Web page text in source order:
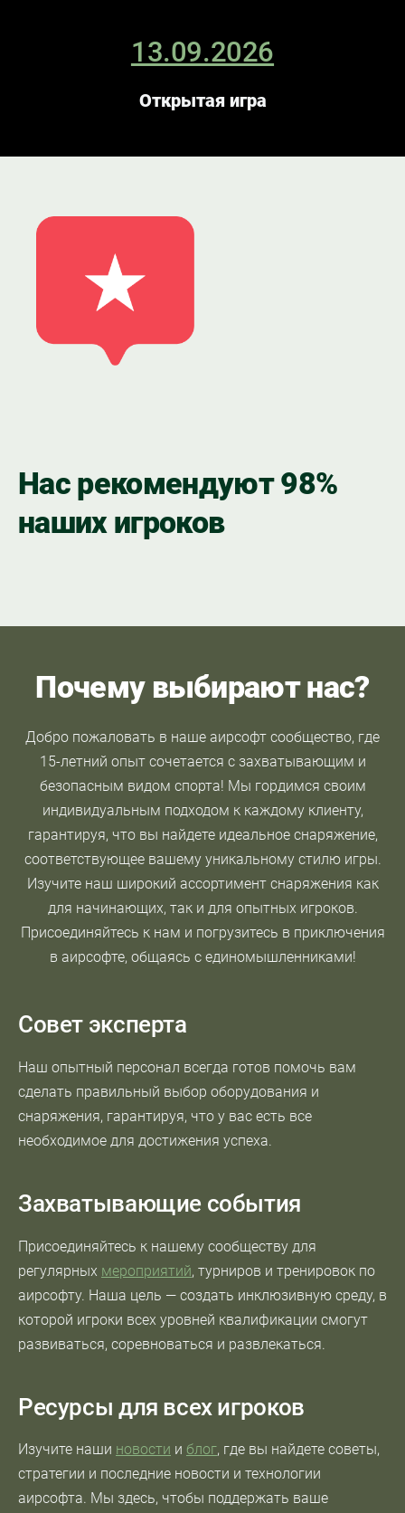
13.09.2026
Открытая игра
Нас рекомендуют 98%
наших игроков
Почему выбирают нас?
Добро пожаловать в наше аирсофт сообщество, где
15-летний опыт сочетается с захватывающим и
безопасным видом спорта! Мы гордимся своим
индивидуальным подходом к каждому клиенту,
гарантируя, что вы найдете идеальное снаряжение,
соответствующее вашему уникальному стилю игры.
Изучите наш широкий ассортимент снаряжения как
для начинающих, так и для опытных игроков.
Присоединяйтесь к нам и погрузитесь в приключения
в аирсофте, общаясь с единомышленниками!
Совет эксперта
Наш опытный персонал всегда готов помочь вам
сделать правильный выбор оборудования и
снаряжения, гарантируя, что у вас есть все
необходимое для достижения успеха.
Захватывающие события
Присоединяйтесь к нашему сообществу для
регулярных мероприятий, турниров и тренировок по
аирсофту. Наша цель — создать инклюзивную среду, в
которой игроки всех уровней квалификации смогут
развиваться, соревноваться и развлекаться.
Ресурсы для всех игроков
Изучите наши новости и блог, где вы найдете советы,
стратегии и последние новости и технологии
аирсофта. Мы здесь, чтобы поддержать ваше